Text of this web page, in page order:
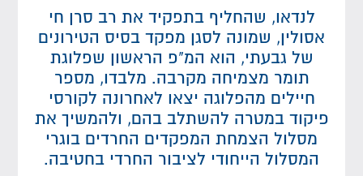
לנדאו, שהחליף בתפקיד את רב סרן חי
אסולין, שמונה לסגן מפקד בסיס הטירונים
של גבעתי, הוא המ"פ הראשון שפלוגת
תומר מצמיחה מקרבה. מלבדו, מספר
חיילים מהפלוגה יצאו לאחרונה לקורסי
פיקוד במטרה להשתלב בהם, ולהמשיך את
מסלול הצמחת המפקדים החרדים בוגרי
המסלול הייחודי לציבור החרדי בחטיבה.